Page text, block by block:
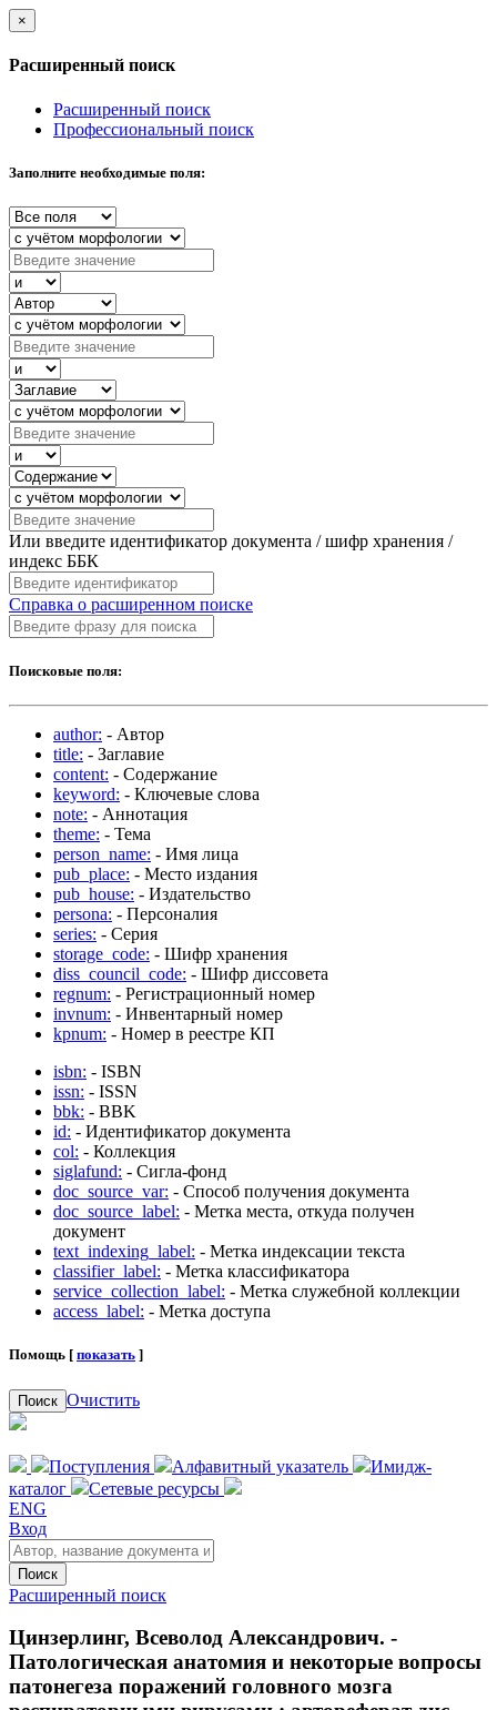
×
Расширенный поиск
Расширенный поиск
Профессиональный поиск
Заполните необходимые поля:
Или введите идентификатор документа / шифр хранения /
индекс ББК
Справка о расширенном поиске
Поисковые поля:
author: - Автор
title: - Заглавие
content: - Содержание
keyword: - Ключевые слова
note: - Аннотация
theme: - Тема
person_name: - Имя лица
pub_place: - Место издания
pub_house: - Издательство
persona: - Персоналия
series: - Серия
storage_code: - Шифр хранения
diss_council_code: - Шифр диссовета
regnum: - Регистрационный номер
invnum: - Инвентарный номер
kpnum: - Номер в реестре КП
isbn: - ISBN
issn: - ISSN
bbk: - BBK
id: - Идентификатор документа
col: - Коллекция
siglafund: - Сигла-фонд
doc_source_var: - Способ получения документа
doc_source_label: - Метка места, откуда получен
документ
text_indexing_label: - Метка индексации текста
classifier_label: - Метка классификатора
service_collection_label: - Метка служебной коллекции
access_label: - Метка доступа
Помощь [ показать ]
Поиск Очистить
Поступления Алфавитный указатель
Имидж-
каталог
Сетевые ресурсы
ENG
Вход
Поиск
Расширенный поиск
Цинзерлинг, Всеволод Александрович. -
Патологическая анатомия и некоторые вопросы
патонегеза поражений головного мозга